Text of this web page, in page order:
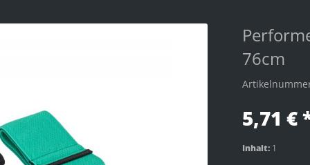
76cm
5,71 €
Inhalt: 1